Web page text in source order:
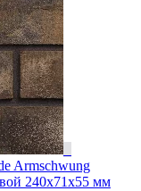
Armschwung
240x71x55 мм